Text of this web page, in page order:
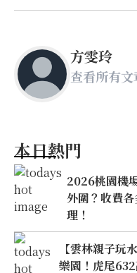
方雯玲
查看所有文
本日熱門
2026桃園機
外圍？收費
理！
【雲林親子玩
樂園！虎尾